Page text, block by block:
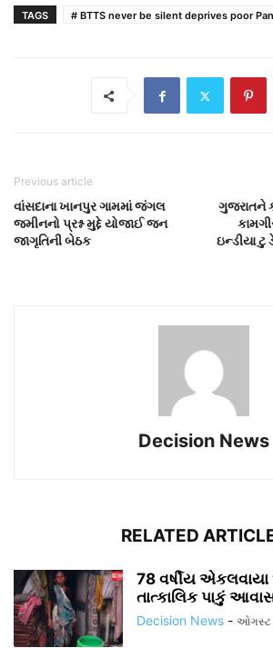
TAGS # BTTS never be silent deprives poor
Previous article
વાંસદાના ખાનપુર ગામમાં જંગલ
જમીનનો પ્રશ્ન મુદ્દે યોજાઈ જન
જાગૃતિની બેઠક
ગુજરાતને
ઇન્ડીયા ટુ
Decision News
RELATED
78 વર્ષીય એકલવાયા
તાત્કાલિક પાકું
Decision News - ઓગસ્ટ